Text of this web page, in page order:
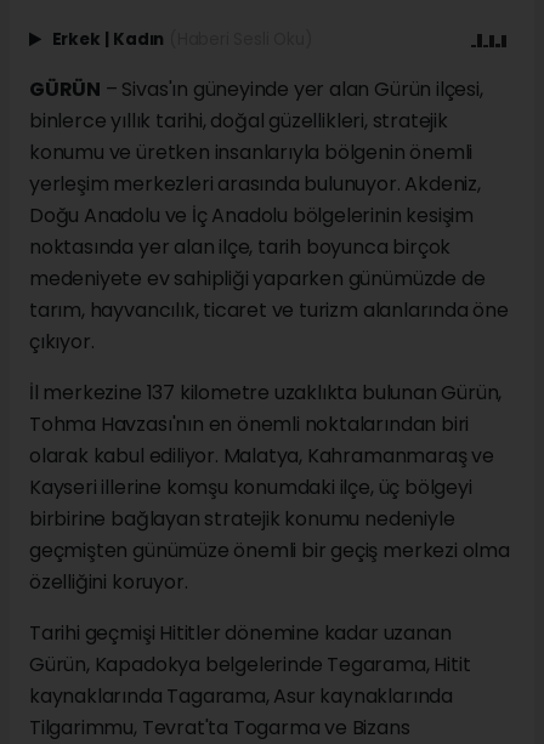
Erkek Kadın
GÜRÜN – Sivas'ın güneyinde yer alan Gürün ilçesi,
binlerce yıllık tarihi, doğal güzellikleri, stratejik
konumu ve üretken insanlarıyla bölgenin önemli
yerleşim merkezleri arasında bulunuyor. Akdeniz,
Doğu Anadolu ve İç Anadolu bölgelerinin kesişim
noktasında yer alan ilçe, tarih boyunca birçok
medeniyete ev sahipliği yaparken günümüzde de
tarım, hayvancılık, ticaret ve turizm alanlarında öne
çıkıyor.
İl merkezine 137 kilometre uzaklıkta bulunan Gürün,
Tohma Havzası'nın en önemli noktalarından biri
olarak kabul ediliyor. Malatya, Kahramanmaraş ve
Kayseri illerine komşu konumdaki ilçe, üç bölgeyi
birbirine bağlayan stratejik konumu nedeniyle
geçmişten günümüze önemli bir geçiş merkezi olma
özelliğini koruyor.
Tarihi geçmişi Hititler dönemine kadar uzanan
Gürün, Kapadokya belgelerinde Tegarama, Hitit
kaynaklarında Tagarama, Asur kaynaklarında
Tilgarimmu, Tevrat'ta Togarma ve Bizans